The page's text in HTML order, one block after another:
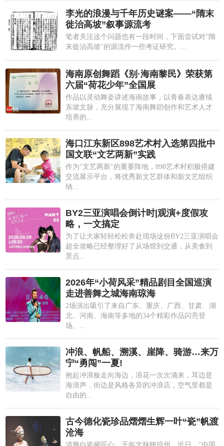
李光的浪漫与千年历史谜案——“隋末
徙治高坡”叙事源流考
笔者关注这个问题也有一段时间，下面尝试对"隋
末徙治高坡"的源流作一些考证研究。...
海南原创舞蹈《别·海南黎民》荣获第
六届“荷花少年”全国展
作品以灵动舞姿讲述海南故事，以青春表达赓续
东坡文脉，充分展现了海南舞蹈创作和艺术人才
培养的...
海口江东新区898艺术村入选第四批中
国文联“文艺两新”实践
作为"文艺两新"的重要阵地，898艺术村积极搭建
交流展示平台，将优秀新文艺群体和新文艺组织
纳...
BY2三亚演唱会倒计时|观演+度假攻
略，一文搞定
为了让大家轻轻松松奔赴现场这份BY2三亚演唱会
超全攻略已经整理好了从场馆到交通，从美食到
景点...
2026年“小荷风采”精品剧目全国巡演
走进善舞之城海南琼海
2场演出吸引了来自广东、重庆、广西、甘肃、湖
北、河南、海南等多地的34个精彩作品闪亮登
场。...
冲浪、帆船、溯溪、崖降、骑游…来万
宁“勇闯”一夏!
抱起冲浪板走向海边，浪花一次次涌来，耳边是
海浪声，街边是风格各异的冲浪店，空气里都是
自由的...
古今德化瓷珍品熠熠生辉一叶“瓷”帆渡
沧海